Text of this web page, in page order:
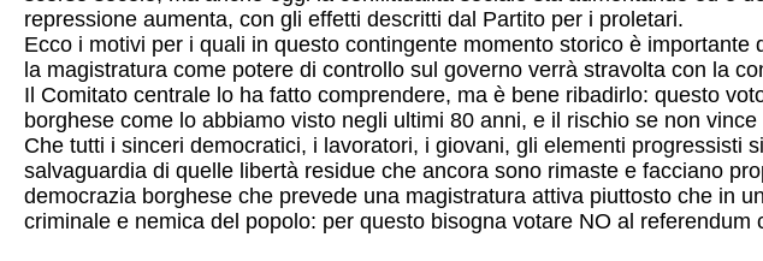
repressione aumenta, con gli effetti descritti dal Partito per i proletari.
Ecco i motivi per i quali in questo contingente momento storico è
la magistratura come potere di controllo sul governo verrà stravolta con la
Il Comitato centrale lo ha fatto comprendere, ma è bene ribadirlo: questo
borghese come lo abbiamo visto negli ultimi 80 anni, e il rischio se non
Che tutti i sinceri democratici, i lavoratori, i giovani, gli elementi
salvaguardia di quelle libertà residue che ancora sono rimaste e facciano
democrazia borghese che prevede una magistratura attiva piuttosto che in
criminale e nemica del popolo: per questo bisogna votare NO al referendum